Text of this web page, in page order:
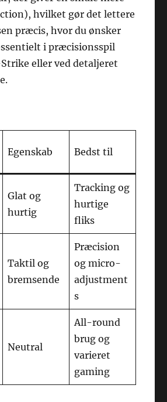
hvilket gør det lettere
præcis, hvor du ønsker
i præcisionsspil
eller ved detaljeret
Egenskab Bedst til
Glat og
hurtig
Tracking og
hurtige
fliks
Taktil og
bremsende
Præcision
og micro-
adjustment
s
Neutral
All-round
brug og
varieret
gaming